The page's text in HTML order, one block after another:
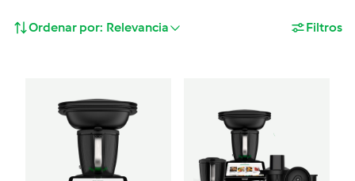
Ordenar por: Relevancia Filtros